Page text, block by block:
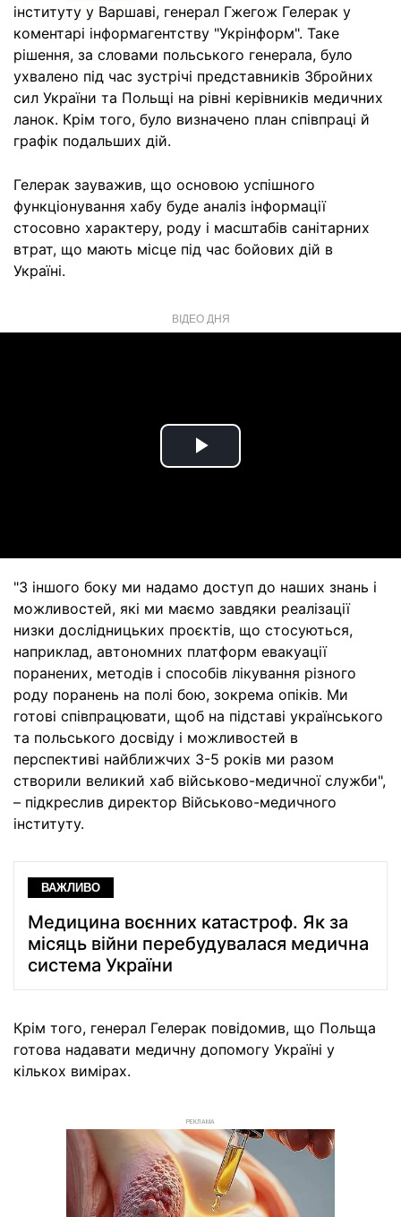
інституту у Варшаві, генерал Гжегож Гелерак у
коментарі інформагентству "Укрінформ". Таке
рішення, за словами польського генерала, було
ухвалено під час зустрічі представників Збройних
сил України та Польщі на рівні керівників медичних
ланок. Крім того, було визначено план співпраці й
графік подальших дій.
Гелерак зауважив, що основою успішного
функціонування хабу буде аналіз інформації
стосовно характеру, роду і масштабів санітарних
втрат, що мають місце під час бойових дій в
Україні.
ВІДЕО ДНЯ
Play
"З іншого боку ми надамо доступ до наших знань і
можливостей, які ми маємо завдяки реалізації
низки дослідницьких проєктів, що стосуються,
наприклад, автономних платформ евакуації
поранених, методів і способів лікування різного
роду поранень на полі бою, зокрема опіків. Ми
готові співпрацювати, щоб на підставі українського
та польського досвіду і можливостей в
перспективі найближчих 3-5 років ми разом
створили великий хаб військово-медичної служби",
– підкреслив директор Військово-медичного
інституту.
ВАЖЛИВО
Медицина воєнних катастроф. Як за
місяць війни перебудувалася медична
система України
Крім того, генерал Гелерак повідомив, що Польща
готова надавати медичну допомогу Україні у
кількох вимірах.
РЕКЛАМА